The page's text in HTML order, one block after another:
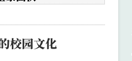
校园文化